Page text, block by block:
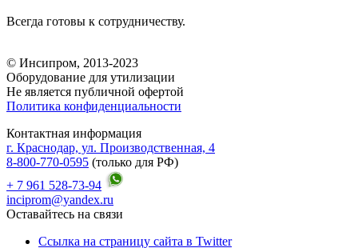
Всегда готовы к сотрудничеству.
© Инсипром, 2013-2023
Оборудование для утилизации
Не является публичной офертой
Политика конфиденциальности
Контактная информация
г. Краснодар, ул. Производственная, 4
8-800-770-0595 (только для РФ)
+ 7 961 528-73-94
inciprom@yandex.ru
Оставайтесь на связи
Ссылка на страницу сайта в Twitter